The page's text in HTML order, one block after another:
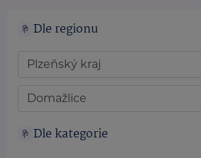
Dle regionu
Dle kategorie